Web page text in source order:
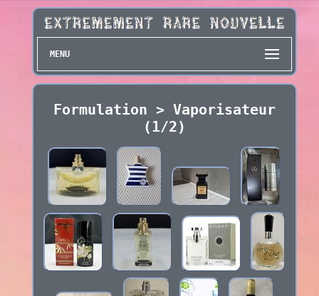
MENU
Formulation > Vaporisateur
(1/2)